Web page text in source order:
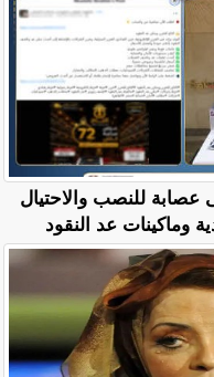
للنصب والاحتيال
وماكينات عد النقود